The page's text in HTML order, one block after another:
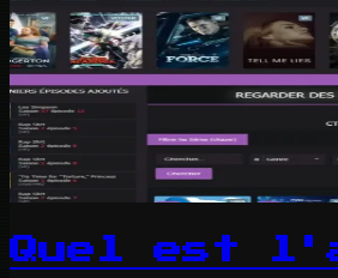
Quel est